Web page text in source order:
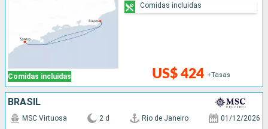
Comidas incluidas US$ 424 +Tasas
Comidas incluidas
BRASIL
MSC Virtuosa 2 d Rio de Janeiro 01/12/2026